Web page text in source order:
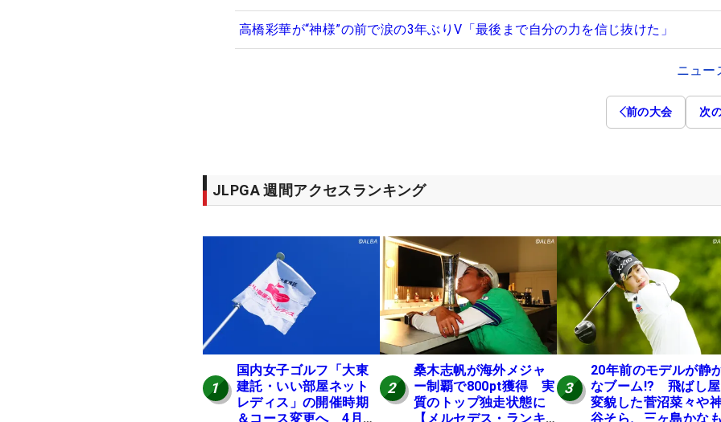
高橋彩華が“神様”の前で涙の3年ぶりV「最後まで自分の力を信じ抜けた」
ニュー
前の大会 次
JLPGA 週間アクセスランキング
1
国内女子ゴルフ「大東
建託・いい部屋ネット
レディス」の開催時期
＆コース変更へ 4月に
2
桑木志帆が海外メジャ
ー制覇で800pt獲得 実
質のトップ独走状態に
【メルセデス・ランキ
3
20年前のモデルが静
なブーム!? 飛ばし
変貌した菅沼菜々や
谷そら、三ヶ島かな